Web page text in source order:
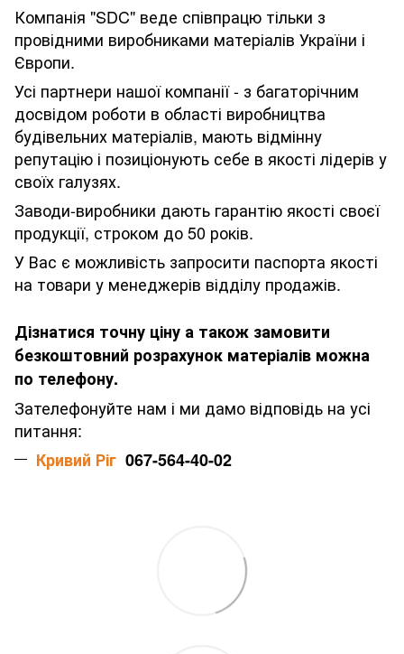
Компанія "SDC" веде співпрацю тільки з
провідними виробниками матеріалів України і
Європи.
Усі партнери нашої компанії - з багаторічним
досвідом роботи в області виробництва
будівельних матеріалів, мають відмінну
репутацію і позиціонують себе в якості лідерів у
своїх галузях.
Заводи-виробники дають гарантію якості своєї
продукції, строком до 50 років.
У Вас є можливість запросити паспорта якості
на товари у менеджерів відділу продажів.
Дізнатися точну ціну а також замовити
безкоштовний розрахунок матеріалів можна
по телефону.
Зателефонуйте нам і ми дамо відповідь на усі
питання:
Кривий Ріг 067-564-40-02